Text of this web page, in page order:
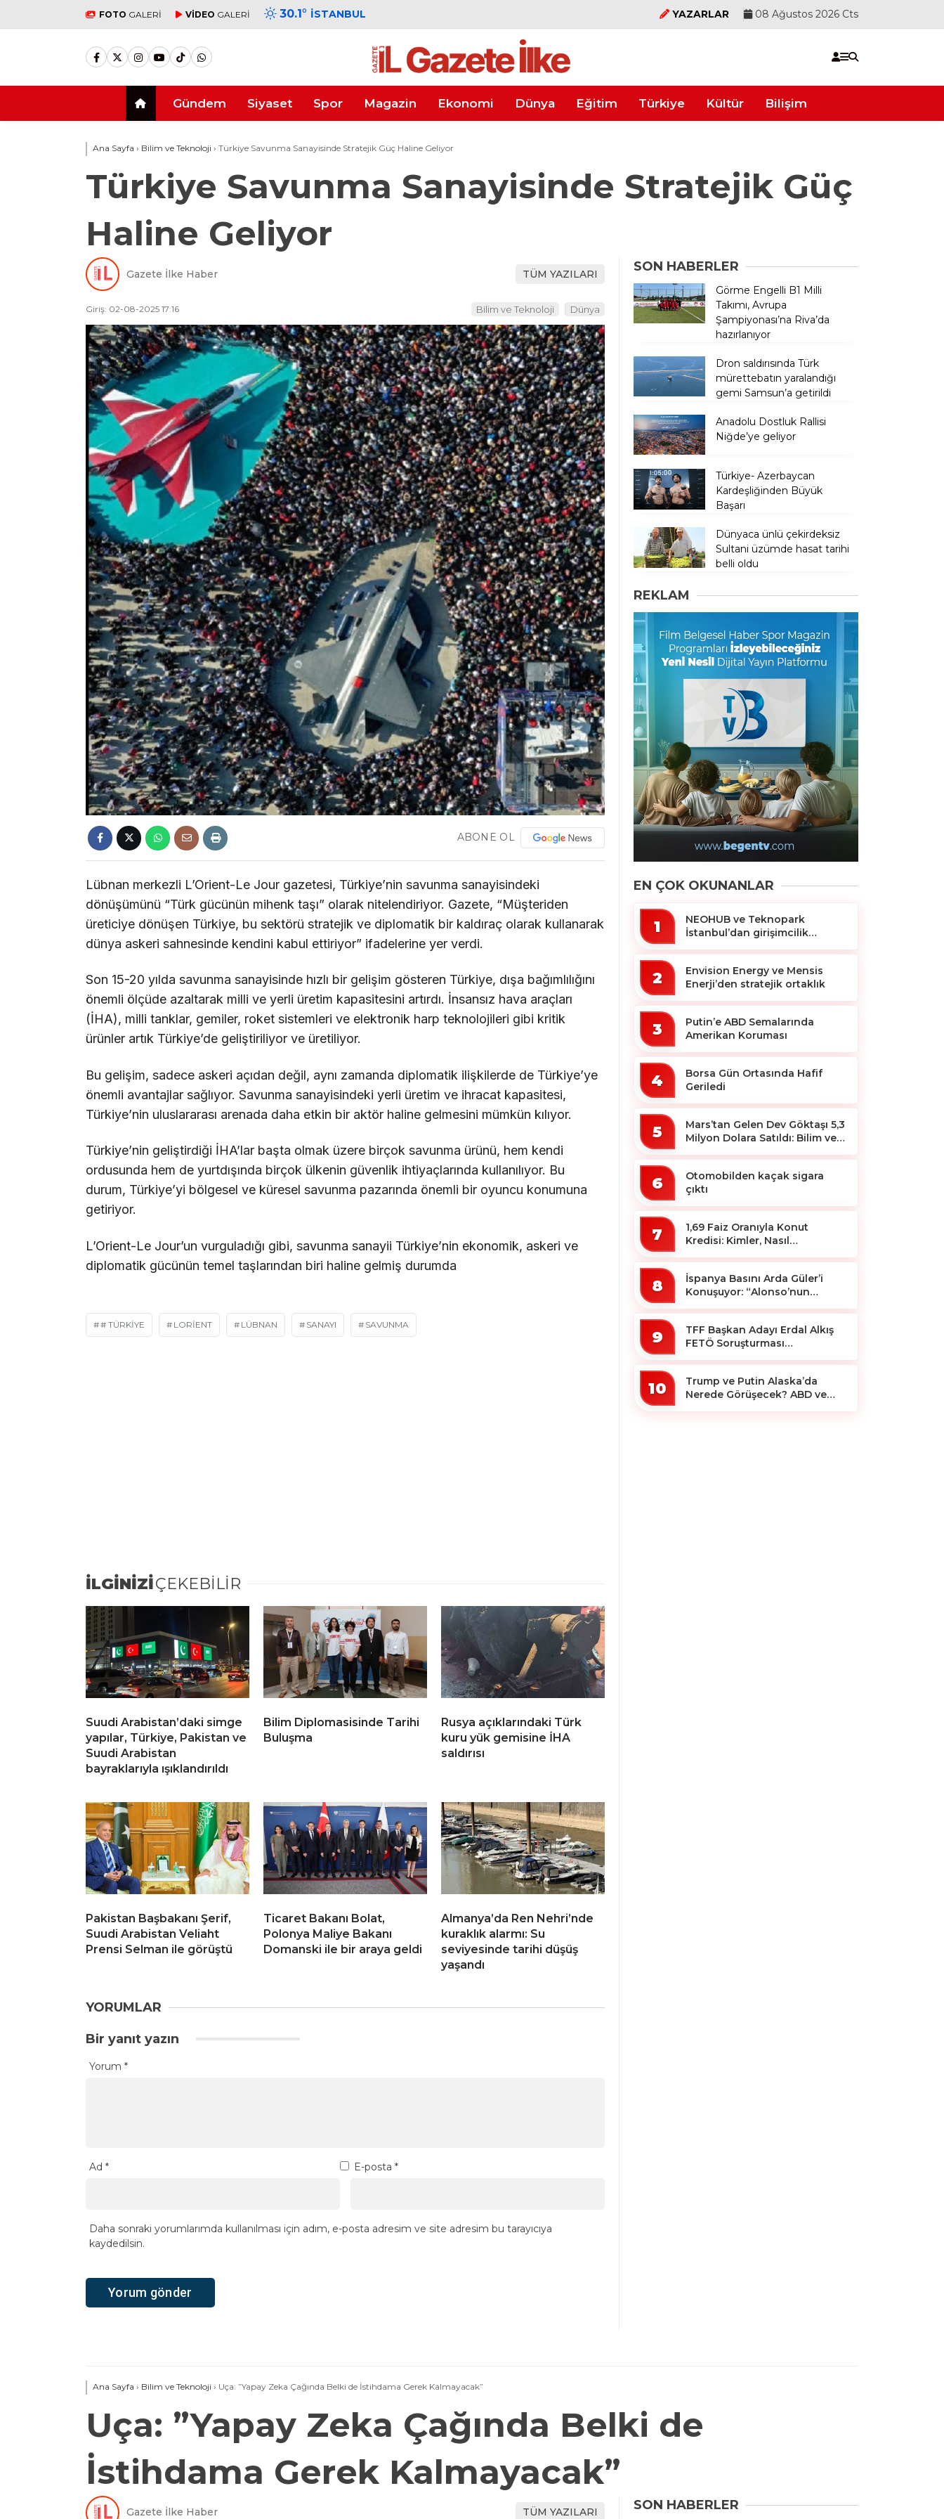
FOTO GALERİ VİDEO GALERİ 30.1° İSTANBUL YAZARLAR 08 Ağustos 2026 Cts
Gündem Siyaset Spor Magazin Ekonomi Dünya Eğitim Türkiye Kültür Bilişim
Ana Sayfa › Bilim ve Teknoloji › Türkiye Savunma Sanayisinde Stratejik Güç Haline Geliyor
Türkiye Savunma Sanayisinde Stratejik Güç
Haline Geliyor
Gazete İlke Haber TÜM YAZILARI
Giriş: 02-08-2025 17:16 Bilim ve Teknoloji Dünya
ABONE OL
Lübnan merkezli L’Orient-Le Jour gazetesi, Türkiye’nin savunma sanayisindeki
dönüşümünü “Türk gücünün mihenk taşı” olarak nitelendiriyor. Gazete, “Müşteriden
üreticiye dönüşen Türkiye, bu sektörü stratejik ve diplomatik bir kaldıraç olarak kullanarak
dünya askeri sahnesinde kendini kabul ettiriyor” ifadelerine yer verdi.
Son 15-20 yılda savunma sanayisinde hızlı bir gelişim gösteren Türkiye, dışa bağımlılığını
önemli ölçüde azaltarak milli ve yerli üretim kapasitesini artırdı. İnsansız hava araçları
(İHA), milli tanklar, gemiler, roket sistemleri ve elektronik harp teknolojileri gibi kritik
ürünler artık Türkiye’de geliştiriliyor ve üretiliyor.
Bu gelişim, sadece askeri açıdan değil, aynı zamanda diplomatik ilişkilerde de Türkiye’ye
önemli avantajlar sağlıyor. Savunma sanayisindeki yerli üretim ve ihracat kapasitesi,
Türkiye’nin uluslararası arenada daha etkin bir aktör haline gelmesini mümkün kılıyor.
Türkiye’nin geliştirdiği İHA’lar başta olmak üzere birçok savunma ürünü, hem kendi
ordusunda hem de yurtdışında birçok ülkenin güvenlik ihtiyaçlarında kullanılıyor. Bu
durum, Türkiye’yi bölgesel ve küresel savunma pazarında önemli bir oyuncu konumuna
getiriyor.
L’Orient-Le Jour’un vurguladığı gibi, savunma sanayii Türkiye’nin ekonomik, askeri ve
diplomatik gücünün temel taşlarından biri haline gelmiş durumda
# TÜRKIYE LORİENT LÜBNAN SANAYI SAVUNMA
İLGİNİZİÇEKEBİLİR
Suudi Arabistan’daki simge
yapılar, Türkiye, Pakistan ve
Suudi Arabistan
bayraklarıyla ışıklandırıldı
Bilim Diplomasisinde Tarihi
Buluşma
Rusya açıklarındaki Türk
kuru yük gemisine İHA
saldırısı
Pakistan Başbakanı Şerif,
Suudi Arabistan Veliaht
Prensi Selman ile görüştü
Ticaret Bakanı Bolat,
Polonya Maliye Bakanı
Domanski ile bir araya geldi
Almanya’da Ren Nehri’nde
kuraklık alarmı: Su
seviyesinde tarihi düşüş
yaşandı
YORUMLAR
Bir yanıt yazın
Yorum *
Ad * E-posta *
Daha sonraki yorumlarımda kullanılması için adım, e-posta adresim ve site adresim bu tarayıcıya
kaydedilsin.
SON HABERLER
Görme Engelli B1 Milli
Takımı, Avrupa
Şampiyonası’na Riva’da
hazırlanıyor
Dron saldırısında Türk
mürettebatın yaralandığı
gemi Samsun’a getirildi
Anadolu Dostluk Rallisi
Niğde’ye geliyor
Türkiye- Azerbaycan
Kardeşliğinden Büyük
Başarı
Dünyaca ünlü çekirdeksiz
Sultani üzümde hasat tarihi
belli oldu
REKLAM
EN ÇOK OKUNANLAR
1
NEOHUB ve Teknopark
İstanbul’dan girişimcilik
2
Envision Energy ve Mensis
Enerji’den stratejik ortaklık
3
Putin’e ABD Semalarında
Amerikan Koruması
4
Borsa Gün Ortasında Hafif
Geriledi
5
Mars’tan Gelen Dev Göktaşı 5,3
Milyon Dolara Satıldı: Bilim ve
6
Otomobilden kaçak sigara
çıktı
7
1,69 Faiz Oranıyla Konut
Kredisi: Kimler, Nasıl
8
İspanya Basını Arda Güler’i
Konuşuyor: “Alonso’nun
9
TFF Başkan Adayı Erdal Alkış
FETÖ Soruşturması
10
Trump ve Putin Alaska’da
Nerede Görüşecek? ABD ve
Ana Sayfa › Bilim ve Teknoloji › Uça: ”Yapay Zeka Çağında Belki de İstihdama Gerek Kalmayacak”
Uça: ”Yapay Zeka Çağında Belki de
İstihdama Gerek Kalmayacak”
Gazete İlke Haber TÜM YAZILARI SON HABERLER